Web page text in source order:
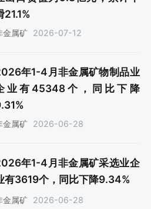
21.1%
金属矿 2026-07-12
年1-4月非金属矿物制品业
业有45348个，同比下降
金属矿 2026-06-28
年1-4月非金属矿采选业企
有3619个，同比下降9.34%
金属矿 2026-06-28